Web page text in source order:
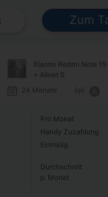
Zum
Xiaomi Redmi Note 15
+ Allnet S
24 Monate
Pro Monat
Handy Zuzahlung
Einmalig
Durchschnitt
p. Monat